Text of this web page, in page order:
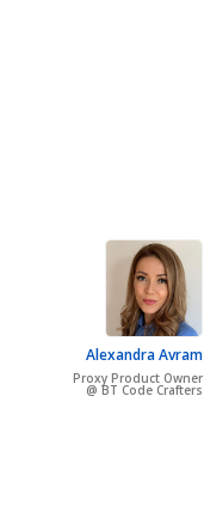
Alexandra Avram
Proxy Product Owner
@ BT Code Crafters